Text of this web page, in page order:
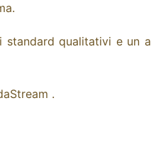
qualitativi e un
.